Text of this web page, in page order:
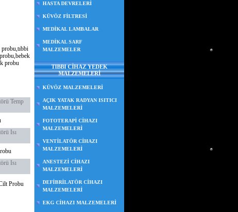
probu,tıbbi
probu
Temp
Isı
Isı
Probu
HASTA DEVRELERİ
KÜVÖZ FİLTRESİ
MEDİKAL LAMBALAR
MEDİKAL SARF
MALZEMELER
TIBBI CİHAZ YEDEK
MALZEMELERİ
KÜVÖZ MALZEMELERİ
AÇIK YATAK RADYAN ISITICI
MALZEMELERİ
FOTOTERAPİ CİHAZI
MALZEMELERİ
VENTİLATÖR CİHAZI
MALZEMELERİ
ANESTEZİ CİHAZI
MALZEMELERİ
DEFİBRİLATÖR CİHAZI
MALZEMELERİ
EKG CİHAZI MALZEMELERİ